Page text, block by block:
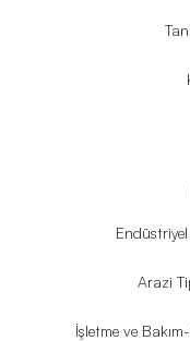
Arazi
İşletme ve